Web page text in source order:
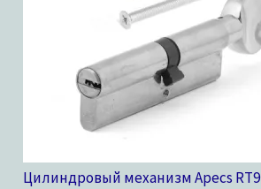
Цилиндровый механизм Apecs RT9